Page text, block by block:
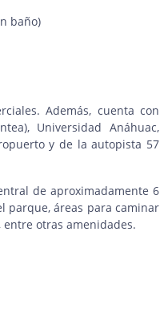
baño)
Además, cuenta con
Universidad Anáhuac,
y de la autopista 57
de aproximadamente 6
parque, áreas para caminar
otras amenidades.